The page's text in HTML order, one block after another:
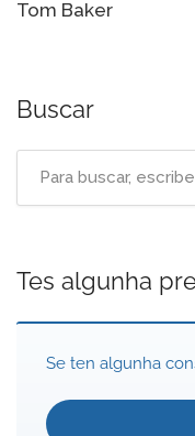
navigation
Tom Baker
Buscar
Tes algunha
Se ten algunha